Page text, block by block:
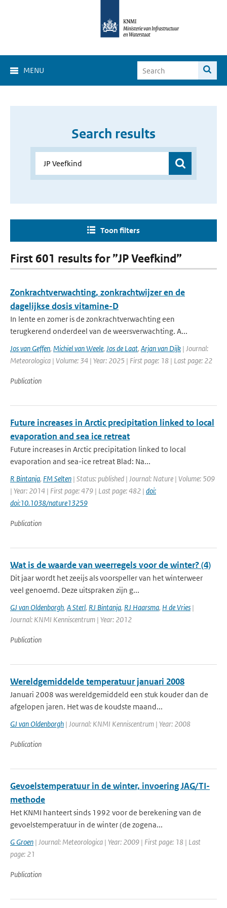
MENU
Search results
Toon filters
First 601 results for ”JP Veefkind”
Zonkrachtverwachting, zonkrachtwijzer en de
dagelijkse dosis vitamine-D
In lente en zomer is de zonkrachtverwachting een
terugkerend onderdeel van de weersverwachting. A...
Jos van Geffen, Michiel van Weele, Jos de Laat, Arjan van Dijk | Journal:
Meteorologica | Volume: 34 | Year: 2025 | First page: 18 | Last page: 22
Publication
Future increases in Arctic precipitation linked to local
evaporation and sea ice retreat
Future increases in Arctic precipitation linked to local
evaporation and sea-ice retreat Blad: Na...
R Bintanja, FM Selten | Status: published | Journal: Nature | Volume: 509
| Year: 2014 | First page: 479 | Last page: 482 | doi:
doi:10.1038/nature13259
Publication
Wat is de waarde van weerregels voor de winter? (4)
Dit jaar wordt het zeeijs als voorspeller van het winterweer
veel genoemd. Deze uitspraken zijn g...
GJ van Oldenborgh, A Sterl, RJ Bintanja, RJ Haarsma, H de Vries |
Journal: KNMI Kenniscentrum | Year: 2012
Publication
Wereldgemiddelde temperatuur januari 2008
Januari 2008 was wereldgemiddeld een stuk kouder dan de
afgelopen jaren. Het was de koudste maand...
GJ van Oldenborgh | Journal: KNMI Kenniscentrum | Year: 2008
Publication
Gevoelstemperatuur in de winter, invoering JAG/TI-
methode
Het KNMI hanteert sinds 1992 voor de berekening van de
gevoelstemperatuur in de winter (de zogena...
G Groen | Journal: Meteorologica | Year: 2009 | First page: 18 | Last
page: 21
Publication